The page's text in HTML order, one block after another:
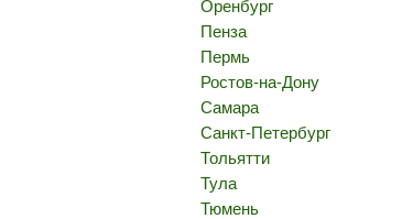
Оренбург
Пенза
Пермь
Ростов-на-Дону
Самара
Санкт-Петербург
Тольятти
Тула
Тюмень